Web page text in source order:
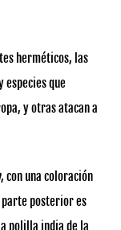
herméticos, las
especies que
y otras atacan a
, con una coloración
posterior es
polilla india de la